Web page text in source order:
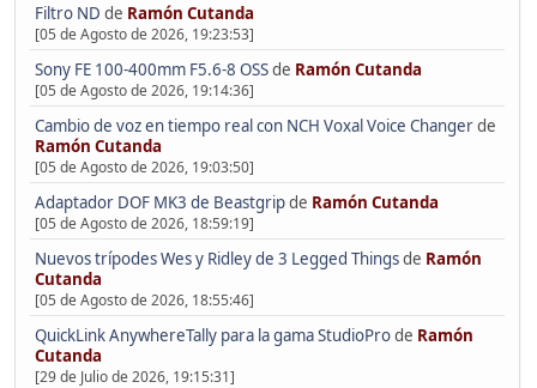
Filtro ND de Ramón Cutanda
[05 de Agosto de 2026, 19:23:53]
Sony FE 100-400mm F5.6-8 OSSde Ramón Cutanda
[05 de Agosto de 2026, 19:14:36]
Cambio de voz en tiempo real con NCH Voxal Voice Changerde
Ramón Cutanda
[05 de Agosto de 2026, 19:03:50]
Adaptador DOF MK3 de Beastgripde Ramón Cutanda
[05 de Agosto de 2026, 18:59:19]
Nuevos trípodes Wes y Ridley de 3 Legged Thingsde Ramón
Cutanda
[05 de Agosto de 2026, 18:55:46]
QuickLink AnywhereTally para la gama StudioProde Ramón
Cutanda
[29 de Julio de 2026, 19:15:31]